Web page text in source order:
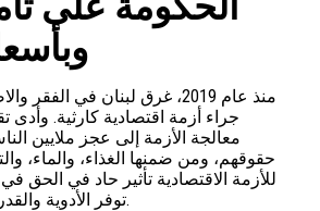
منذ عام 2019، غرق لبنان في
جراء أزمة اقتصادية كارثية.
معالجة الأزمة إلى عجز ملايين
حقوقهم، ومن ضمنها الغذاء، والماء،
للأزمة الاقتصادية تأثير حاد في الحق
توفر الأدوية والقدرة على تحمّل تكلفتها.